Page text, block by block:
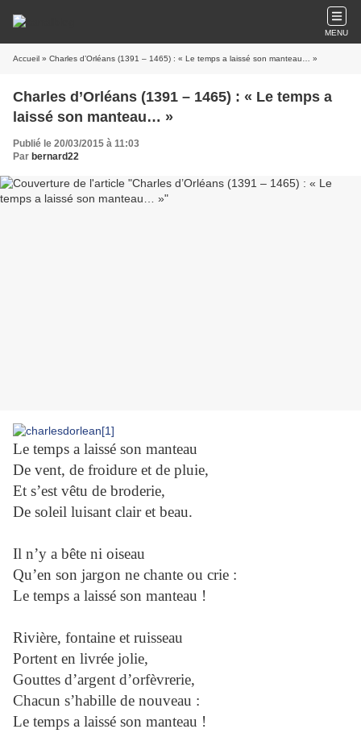
MENU
Accueil » Charles d’Orléans (1391 – 1465) : « Le temps a laissé son manteau… »
Charles d’Orléans (1391 – 1465) : « Le temps a
laissé son manteau… »
Publié le 20/03/2015 à 11:03
Par bernard22
Le temps a laissé son manteau
De vent, de froidure et de pluie,
Et s’est vêtu de broderie,
De soleil luisant clair et beau.
Il n’y a bête ni oiseau
Qu’en son jargon ne chante ou crie :
Le temps a laissé son manteau !
Rivière, fontaine et ruisseau
Portent en livrée jolie,
Gouttes d’argent d’orfèvrerie,
Chacun s’habille de nouveau :
Le temps a laissé son manteau !